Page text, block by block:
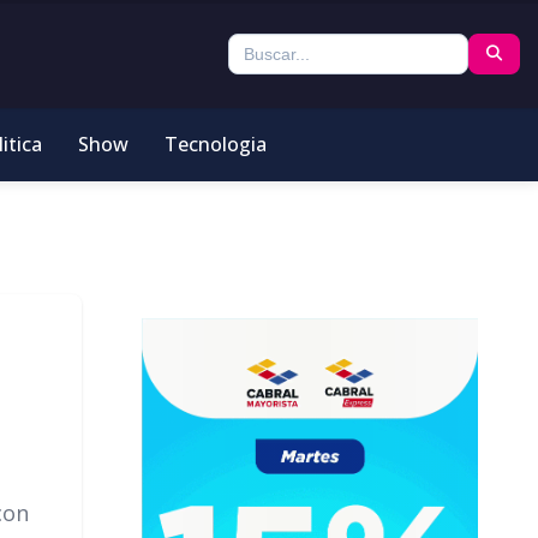
Show Tecnologia